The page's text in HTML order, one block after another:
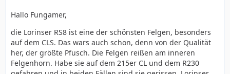
Hallo Fungamer,
die Lorinser RS8 ist eine der schönsten Felgen, besonders
auf dem CLS. Das wars auch schon, denn von der Qualität
her, der größte Pfusch. Die Felgen reißen am inneren
Felgenhorn. Habe sie auf dem 215er CL und dem R230